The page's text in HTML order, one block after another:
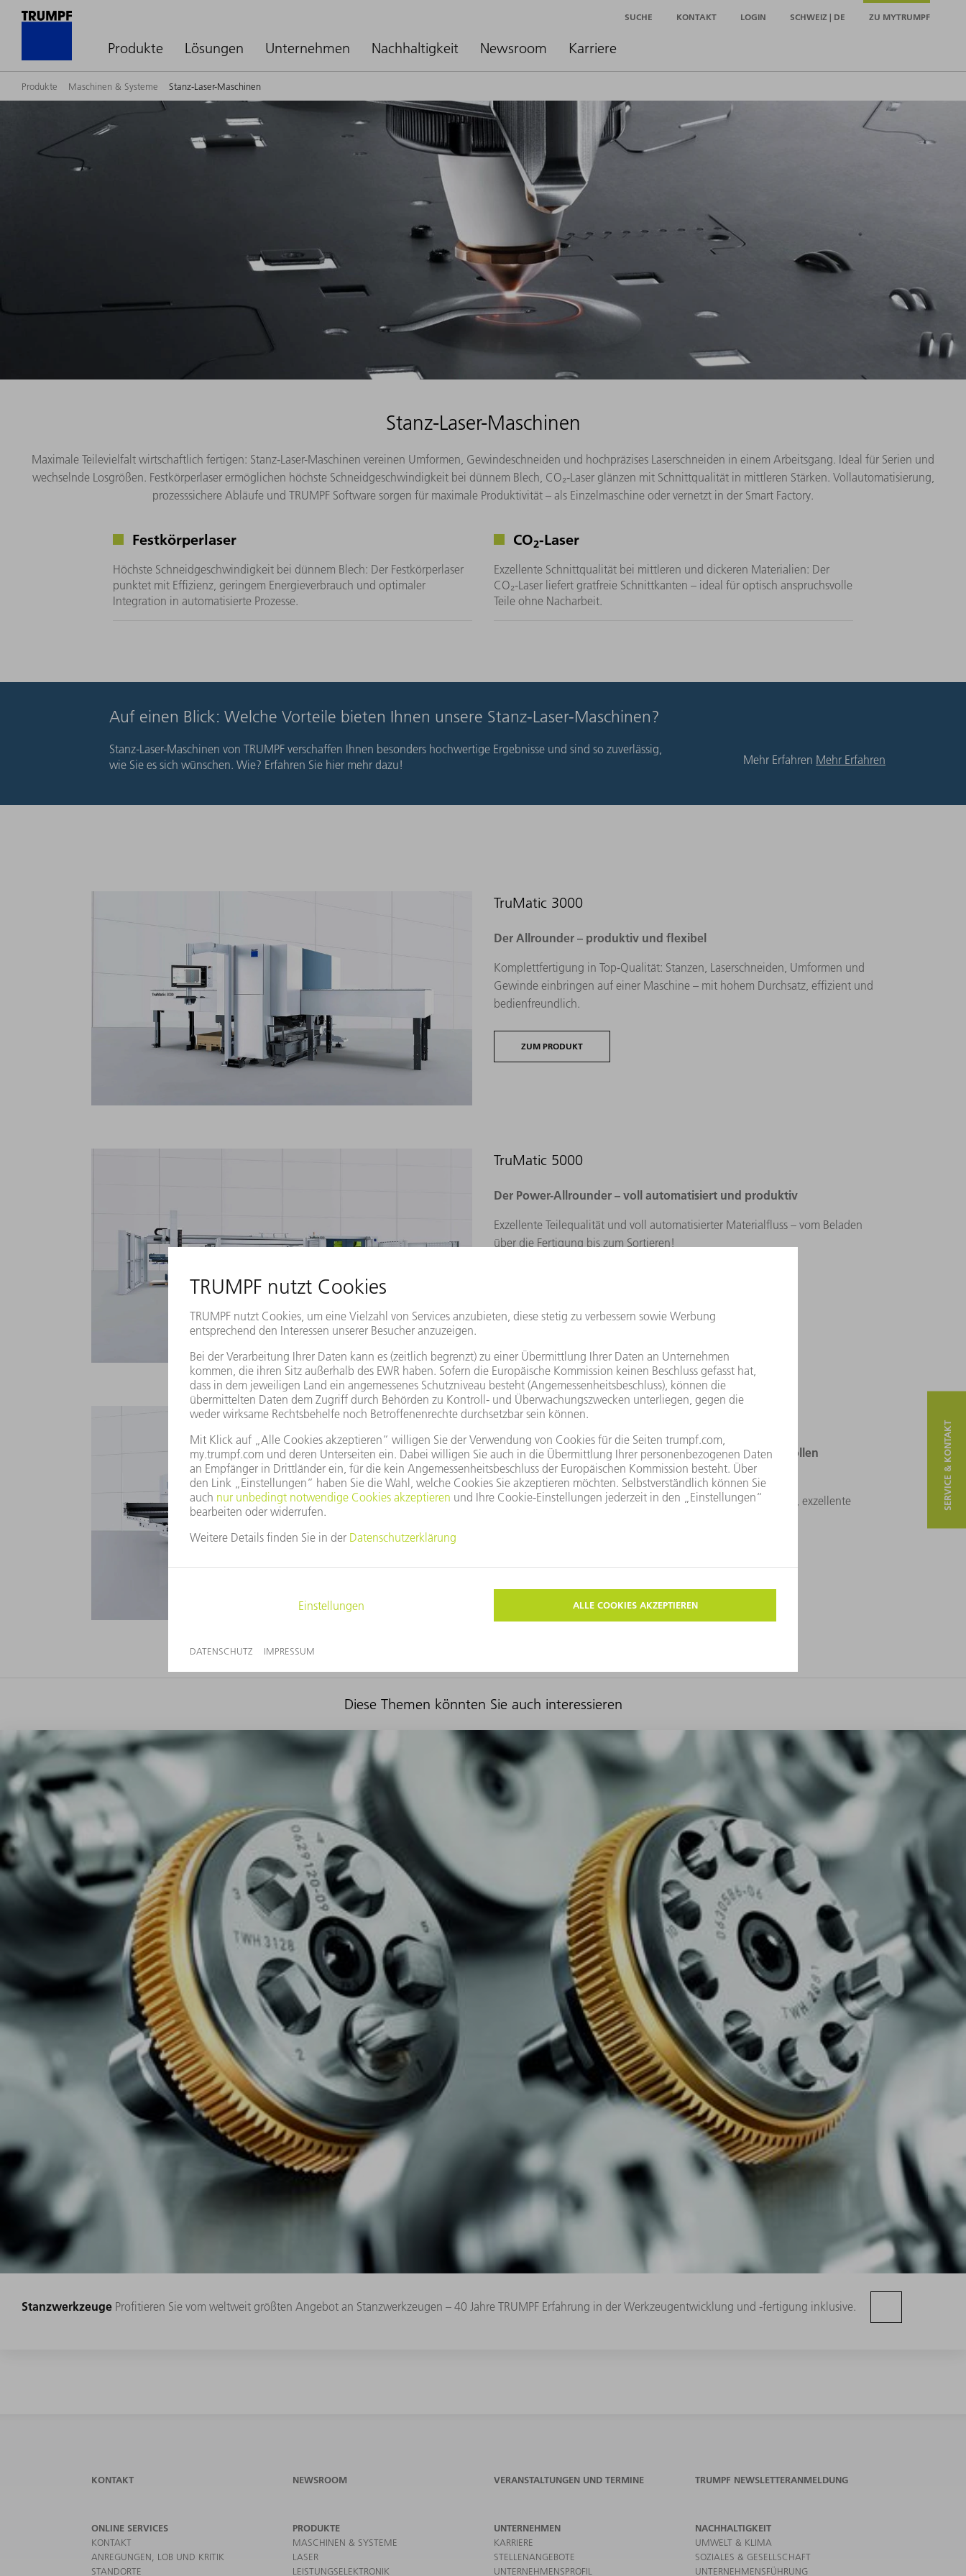
Produkte Lösungen Unternehmen Nachhaltigkeit Newsroom Karriere
SUCHE KONTAKT LOGIN SCHWEIZ | DE ZU MYTRUMPF
Produkte Maschinen & Systeme Stanz-Laser-Maschinen
Stanz-Laser-Maschinen
Maximale Teilevielfalt wirtschaftlich fertigen: Stanz-Laser-Maschinen vereinen Umformen, Gewindeschneiden und hochpräzises Laserschneiden in einem Arbeitsgang. Ideal für Serien und
wechselnde Losgrößen. Festkörperlaser ermöglichen höchste Schneidgeschwindigkeit bei dünnem Blech, CO₂-Laser glänzen mit Schnittqualität in mittleren Stärken. Vollautomatisierung,
prozesssichere Abläufe und TRUMPF Software sorgen für maximale Produktivität – als Einzelmaschine oder vernetzt in der Smart Factory.
Festkörperlaser
Höchste Schneidgeschwindigkeit bei dünnem Blech: Der Festkörperlaser
punktet mit Effizienz, geringem Energieverbrauch und optimaler
Integration in automatisierte Prozesse.
CO2-Laser
Exzellente Schnittqualität bei mittleren und dickeren Materialien: Der
CO₂-Laser liefert gratfreie Schnittkanten – ideal für optisch anspruchsvolle
Teile ohne Nacharbeit.
Auf einen Blick: Welche Vorteile bieten Ihnen unsere Stanz-Laser-Maschinen?
Stanz-Laser-Maschinen von TRUMPF verschaffen Ihnen besonders hochwertige Ergebnisse und sind so zuverlässig,
wie Sie es sich wünschen. Wie? Erfahren Sie hier mehr dazu!
Mehr Erfahren Mehr Erfahren
TruMatic 3000
Der Allrounder – produktiv und flexibel​
Komplettfertigung in Top-Qualität: Stanzen, Laserschneiden, Umformen und
Gewinde einbringen auf einer Maschine – mit hohem Durchsatz, effizient und
bedienfreundlich.
ZUM PRODUKT
TruMatic 5000
Der Power-Allrounder – voll automatisiert und produktiv​
Exzellente Teilequalität und voll automatisierter Materialfluss – vom Beladen
über die Fertigung bis zum Sortieren!
TruMatic 7000
Das Flaggschiff – 24/7-Höchstleistung in der anspruchsvollen
Serienfertigung​
Voll automatisiert und hochflexibel – für maximalen Durchsatz, exzellente
Diese Themen könnten Sie auch interessieren
Stanzwerkzeuge Profitieren Sie vom weltweit größten Angebot an Stanzwerkzeugen – 40 Jahre TRUMPF Erfahrung in der Werkzeugentwicklung und -fertigung inklusive.
SERVICE & KONTAKT
KONTAKT NEWSROOM VERANSTALTUNGEN UND TERMINE TRUMPF NEWSLETTERANMELDUNG
ONLINE SERVICES
KONTAKT
ANREGUNGEN, LOB UND KRITIK
STANDORTE
PRODUKTE
MASCHINEN & SYSTEME
LASER
LEISTUNGSELEKTRONIK
UNTERNEHMEN
KARRIERE
STELLENANGEBOTE
UNTERNEHMENSPROFIL
NACHHALTIGKEIT
UMWELT & KLIMA
SOZIALES & GESELLSCHAFT
UNTERNEHMENSFÜHRUNG